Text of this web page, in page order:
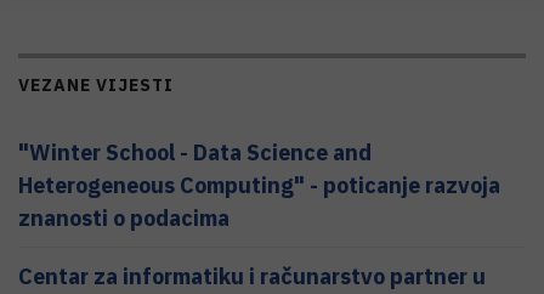
VEZANE VIJESTI
"Winter School - Data Science and
Heterogeneous Computing" - poticanje razvoja
znanosti o podacima
Centar za informatiku i računarstvo partner u